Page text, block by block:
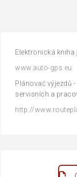
Elektronická kniha
www.auto-gps.eu
Plánovač výjezdů
servisních a
http://